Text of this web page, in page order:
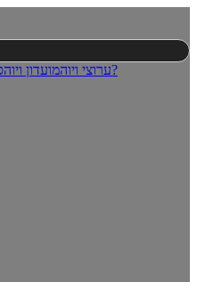
ערוצי ויוהמועדון ויוה מי אנחנו?